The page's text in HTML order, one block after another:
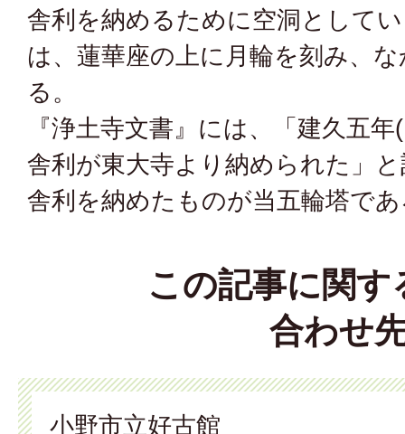
舎利を納めるために空洞として
は、蓮華座の上に月輪を刻み、
る。
『浄土寺文書』には、「建久五
舎利が東大寺より納められた」
舎利を納めたものが当五輪塔で
この記事に関す
合わせ
小野市立好古館